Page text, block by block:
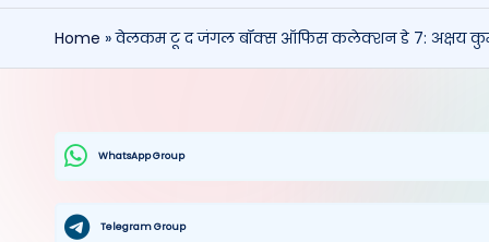
Home »वेलकम टू द जंगल बॉक्स ऑफिस कलेक्शन डे 7: अक्षय कुमार
WhatsApp Group
Telegram Group